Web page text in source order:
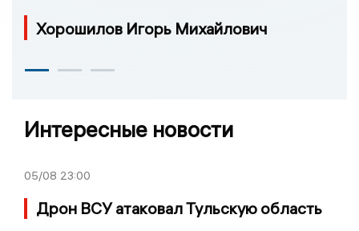
Хорошилов Игорь Михайлович
Интересные новости
05/08 23:00
Дрон ВСУ атаковал Тульскую область